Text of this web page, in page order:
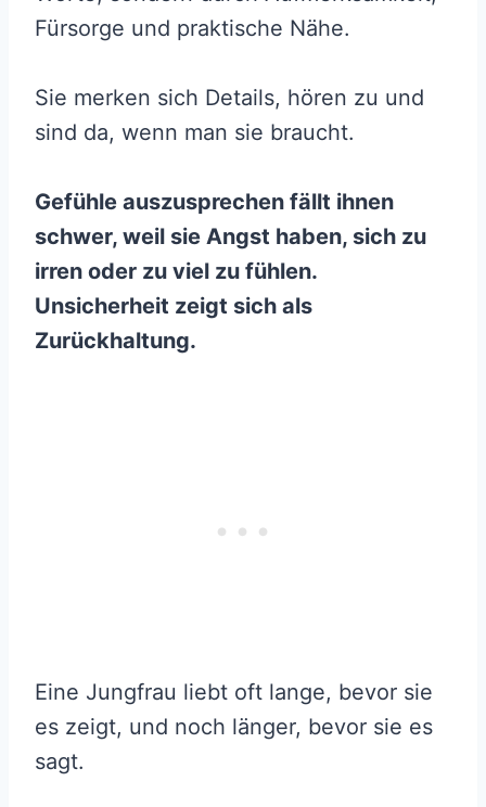
Fürsorge und praktische Nähe.
Sie merken sich Details, hören zu und
sind da, wenn man sie braucht.
Gefühle auszusprechen fällt ihnen
schwer, weil sie Angst haben, sich zu
irren oder zu viel zu fühlen.
Unsicherheit zeigt sich als
Zurückhaltung.
Eine Jungfrau liebt oft lange, bevor sie
es zeigt, und noch länger, bevor sie es
sagt.